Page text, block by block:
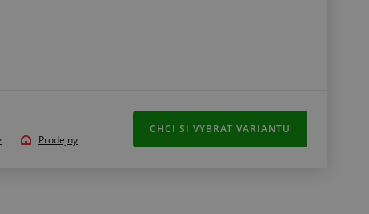
Prodejny
CHCI SI VYBRAT VARIANTU